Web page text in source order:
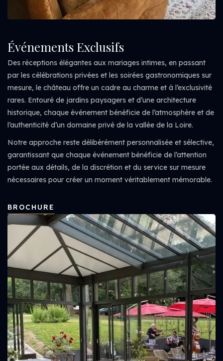
Événements Exclusifs
Des réceptions élégantes aux mariages intimes, en passant
par les célébrations privées et les soirées gastronomiques sur
mesure, le château offre un cadre au charme et à l’exclusivité
rares. Entouré de jardins paysagers et d’une architecture
historique, chaque événement bénéficie de l’atmosphère et de
l’authenticité d’un domaine privé de la vallée de la Loire.
Notre approche reste délibérément personnalisée et sélective,
garantissant que chaque événement bénéficie de l’attention
portée aux détails, de la discrétion et du service sur mesure
nécessaires pour créer un moment véritablement mémorable.
BROCHURE